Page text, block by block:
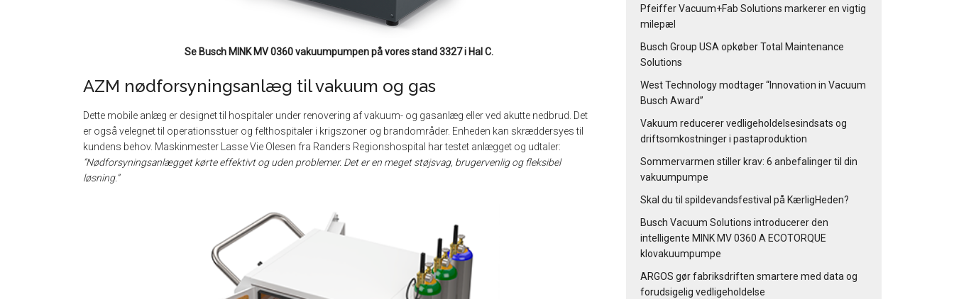
Se Busch MINK MV 0360 vakuumpumpen på vores stand 3327 i Hal C.
AZM nødforsyningsanlæg til vakuum og gas
Dette mobile anlæg er designet til hospitaler under renovering af vakuum- og gasanlæg eller ved akutte nedbrud. Det
er også velegnet til operationsstuer og felthospitaler i krigszoner og brandområder. Enheden kan skræddersyes til
kundens behov. Maskinmester Lasse Vie Olesen fra Randers Regionshospital har testet anlægget og udtaler:
“Nødforsyningsanlægget kørte effektivt og uden problemer. Det er en meget støjsvag, brugervenlig og fleksibel
løsning.”
Pfeiffer Vacuum+Fab Solutions markerer en vigtig
milepæl
Busch Group USA opkøber Total Maintenance
Solutions
West Technology modtager “Innovation in Vacuum
Busch Award”
Vakuum reducerer vedligeholdelsesindsats og
driftsomkostninger i pastaproduktion
Sommervarmen stiller krav: 6 anbefalinger til din
vakuumpumpe
Skal du til spildevandsfestival på KærligHeden?
Busch Vacuum Solutions introducerer den
intelligente MINK MV 0360 A ECOTORQUE
klovakuumpumpe
ARGOS gør fabriksdriften smartere med data og
forudsigelig vedligeholdelse